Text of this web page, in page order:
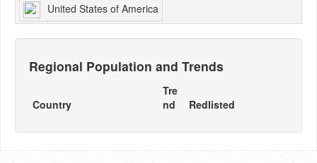
United States of America
Regional Population and Trends
Country
Tre
nd
Redlisted